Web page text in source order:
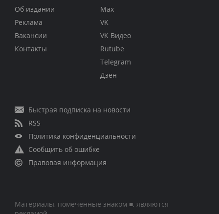
Об издании
Реклама
Вакансии
Контакты
Max
VK
VK Видео
Rutube
Telegram
Дзен
Быстрая подписка на новости
RSS
Политика конфиденциальности
Сообщить об ошибке
Правовая информация
Материалы, помеченные знаком ■, являются